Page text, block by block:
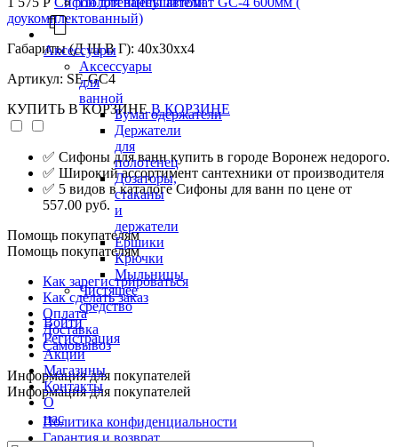
Аксессуары
Аксессуары
для
ванной
Бумагодержатели
Держатели
для
полотенец
Дозаторы,
стаканы
и
держатели
Ершики
Крючки
Мыльницы
Чистящее
средство
Войти
Регистрация
Акции
Магазины
Контакты
О
нас
доукомплектованный)
Габариты (Д Ш В Г): 40x30xx4
Артикул: SE-GC4
КУПИТЬ В КОРЗИНЕ В КОРЗИНЕ
✅ Сифоны для ванн купить в городе Воронеж недорого.
✅ Широкий ассортимент сантехники от производителя
✅ 5 видов в каталоге Сифоны для ванн по цене от
557.00 руб.
Помощь покупателям
Помощь покупателям
Как зарегистрироваться
Как сделать заказ
Оплата
Доставка
Самовывоз
Информация для покупателей
Информация для покупателей
Политика конфиденциальности
Гарантия и возврат